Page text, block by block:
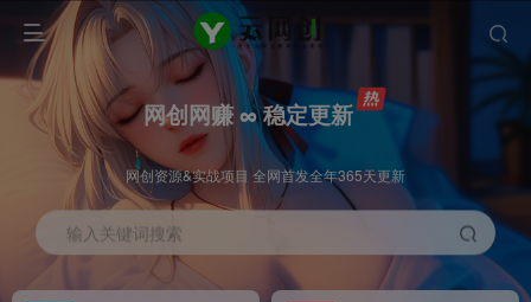
网创网赚 ∞ 稳定更新
网创资源&实战项目 全网首发全年365天更新
输入关键词搜索